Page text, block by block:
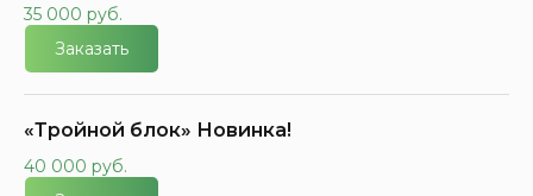
35 000 руб.
Заказать
«Тройной блок» Новинка!
40 000 руб.